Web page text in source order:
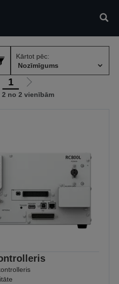
Kārtot pēc:
1
Iet
uz
2 no 2 vienībām